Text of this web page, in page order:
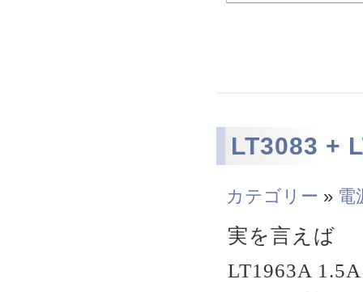
LT3083 +
カテゴリー » 電
実を言えば
LT1963A